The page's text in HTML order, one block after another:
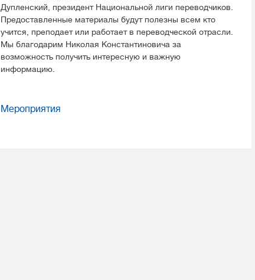
Дупленский, президент Национальной лиги переводчиков.
Предоставленные материалы будут полезны всем кто
учится, преподает или работает в переводческой отрасли.
Мы благодарим Николая Константиновича за
возможность получить интересную и важную
информацию.
Мероприятия